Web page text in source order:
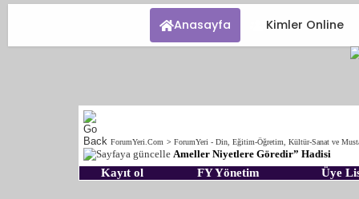
Anasayfa Kimler Online
ForumYeri.Com > ForumYeri - Din, Eğitim-Öğretim, Kültür-Sanat ve
Ameller Niyetlere Göredir” Hadisi
Kayıt ol FY Yönetim Üye